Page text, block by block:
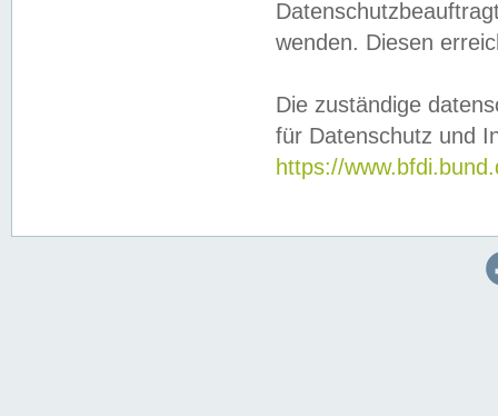
wenden. Diesen
Die zuständige
für Datenschutz und
https://